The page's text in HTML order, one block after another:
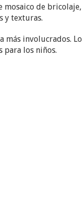
mosaico de
y texturas.
más involucrados.
para los niños.